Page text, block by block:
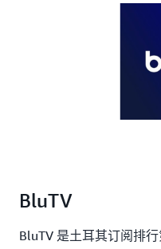
BluTV
BluTV 是土耳其订阅排